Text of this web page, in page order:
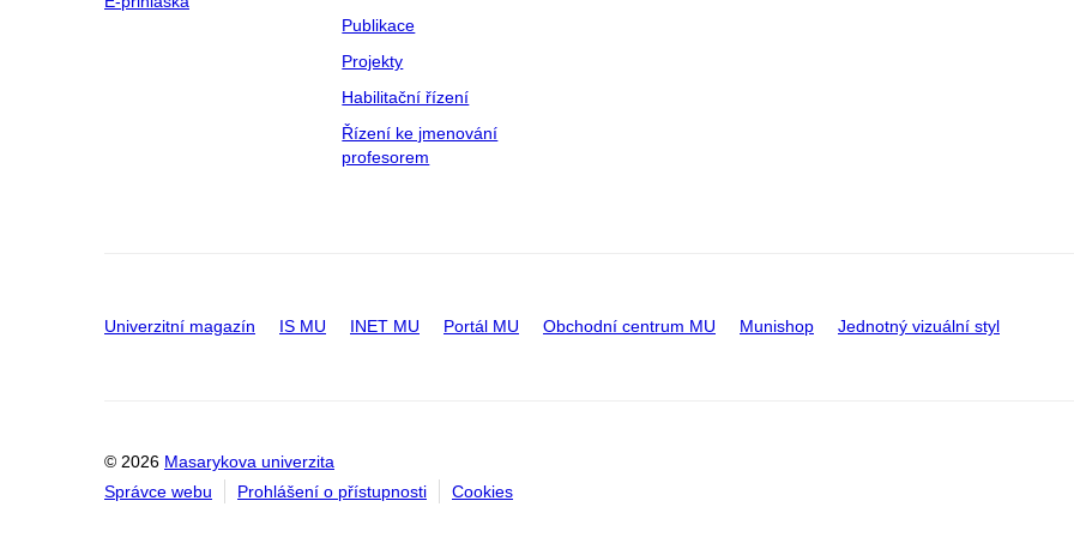
Publikace
Projekty
Habilitační řízení
Řízení ke jmenování
profesorem
Univerzitní magazín IS MU INET MU Portál MU Obchodní centrum MU Munishop Jednotný vizuální styl
© 2026 Masarykova univerzita
Správce webu
Prohlášení o přístupnosti Cookies